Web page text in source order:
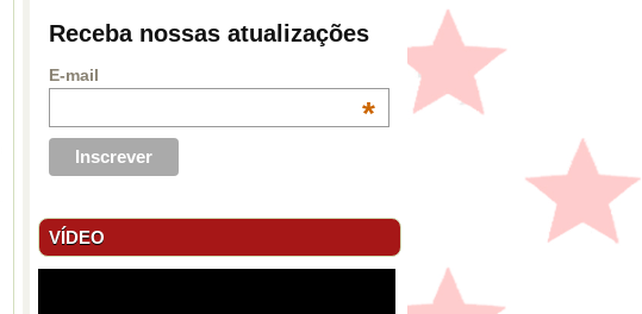
Receba nossas atualizações
E-mail
*
VÍDEO